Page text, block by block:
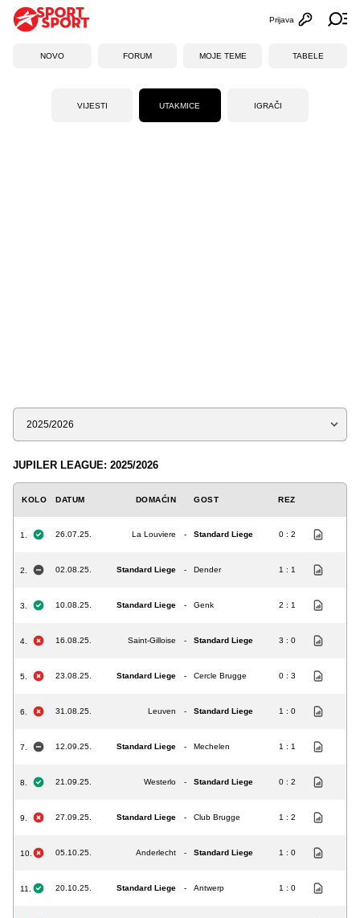
Otvori
Prijava
NOVO FORUM MOJE TEME TABELE
VIJESTI UTAKMICE IGRAČI
Sezona
JUPILER LEAGUE: 2025/2026
KOLO DATUM DOMAĆIN GOST REZ
1. 26.07.25. La Louviere - Standard Liege 0 : 2
2. 02.08.25. Standard Liege - Dender 1 : 1
3. 10.08.25. Standard Liege - Genk 2 : 1
4. 16.08.25. Saint-Gilloise - Standard Liege 3 : 0
5. 23.08.25. Standard Liege - Cercle Brugge 0 : 3
6. 31.08.25. Leuven - Standard Liege 1 : 0
7. 12.09.25. Standard Liege - Mechelen 1 : 1
8. 21.09.25. Westerlo - Standard Liege 0 : 2
9. 27.09.25. Standard Liege - Club Brugge 1 : 2
10. 05.10.25. Anderlecht - Standard Liege 1 : 0
11. 20.10.25. Standard Liege - Antwerp 1 : 0